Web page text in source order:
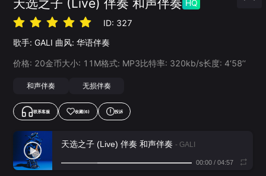
天选之子 (Live) 伴奏 和声伴奏 HQ
ID: 327
歌手: GALI 曲风: 华语伴奏
价格: 20金币大小: 11 M格式: MP3比特率: 320kb/s长度: 4‘58’‘
和声伴奏 无损伴奏
联系客服 收藏(6) 投诉
天选之子 (Live) 伴奏 和声伴奏 - GALI
00:00/ 04:57